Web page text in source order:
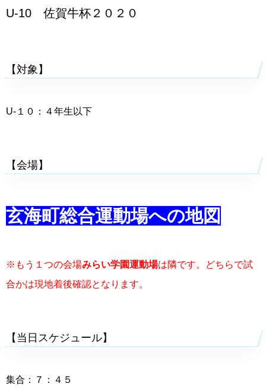
U-10 佐賀牛杯２０２０
【対象】
U-１０：４年生以下
【会場】
玄海町総合運動場への地図
※もう１つの会場みらい学園運動場は隣です。どちらで試
合かは現地着後確認となります。
【当日スケジュール】
集合：７：４５